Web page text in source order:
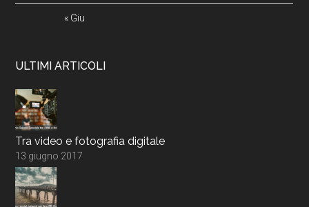
« Giu
ULTIMI ARTICOLI
Tra video e fotografia digitale
13 giugno 2017